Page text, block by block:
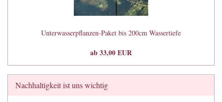
Unterwasserpflanzen-Paket bis 200cm Wassertiefe
ab 33,00 EUR
Nachhaltigkeit ist uns wichtig